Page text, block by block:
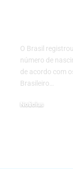
O Brasil
número de
de acordo com
Brasileiro…
Noticias